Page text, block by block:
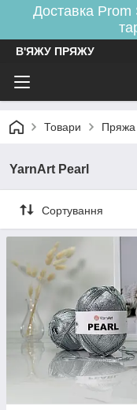
Доставка Prom
В'ЯЖУ ПРЯЖУ
Товари Пряжа
YarnArt Pearl
Сортування